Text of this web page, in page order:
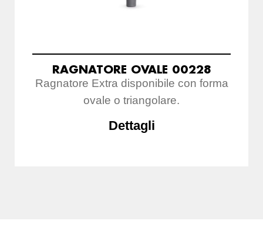
RAGNATORE OVALE 00228
Ragnatore Extra disponibile con forma
ovale o triangolare.
Dettagli